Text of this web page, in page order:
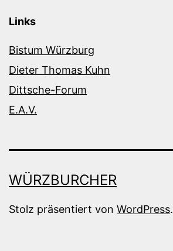
Links
Bistum Würzburg
Dieter Thomas Kuhn
Dittsche-Forum
E.A.V.
WÜRZBURCHER
Stolz präsentiert von WordPress.